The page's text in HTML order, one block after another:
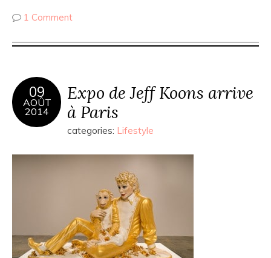
1 Comment
09
AOÛT
2014
Expo de Jeff Koons arrive
à Paris
categories: Lifestyle